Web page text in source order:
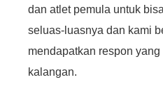
dan atlet pemula untuk
seluas-luasnya dan kami
mendapatkan respon
kalangan.